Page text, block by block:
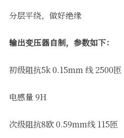
分层平绕，做好绝缘
输出变压器自制，参数如下：
初级阻抗5k 0.15mm 线 2500匝
电感量 9H
次级阻抗8欧 0.59mm线 115匝